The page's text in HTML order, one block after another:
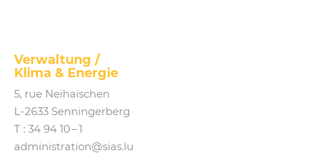
Verwaltung /
Klima & Energie
5, rue Neihaischen
L‑2633 Senningerberg
T : 34 94 10 – 1
administration@​sias.​lu